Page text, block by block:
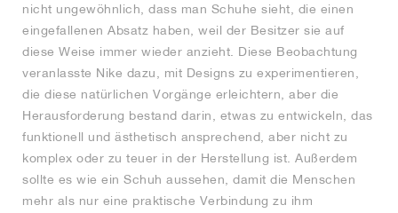
nicht ungewöhnlich, dass man Schuhe sieht, die einen
eingefallenen Absatz haben, weil der Besitzer sie auf
diese Weise immer wieder anzieht. Diese Beobachtung
veranlasste Nike dazu, mit Designs zu experimentieren,
die diese natürlichen Vorgänge erleichtern, aber die
Herausforderung bestand darin, etwas zu entwickeln, das
funktionell und ästhetisch ansprechend, aber nicht zu
komplex oder zu teuer in der Herstellung ist. Außerdem
sollte es wie ein Schuh aussehen, damit die Menschen
mehr als nur eine praktische Verbindung zu ihm